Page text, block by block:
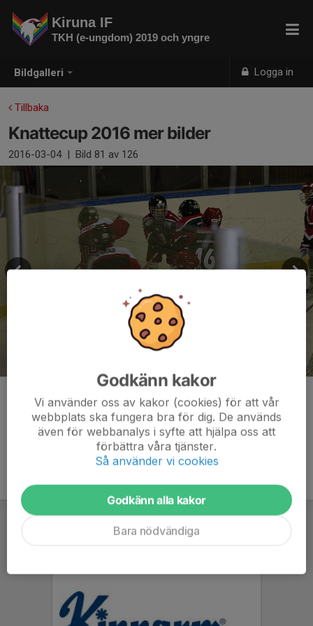
Bildgalleri Logga in
Kiruna IF
TKH (e-ungdom) 2019 och yngre
Tillbaka
Knattecup 2016 mer bilder
2016-03-04 | Bild 81 av 126
Kommentarer
Godkänn kakor
Vi använder oss av kakor (cookies) för att vår
webbplats ska fungera bra för dig. De används
även för webbanalys i syfte att hjälpa oss att
förbättra våra tjänster.
Så använder vi cookies
Godkänn alla kakor
Bara nödvändiga